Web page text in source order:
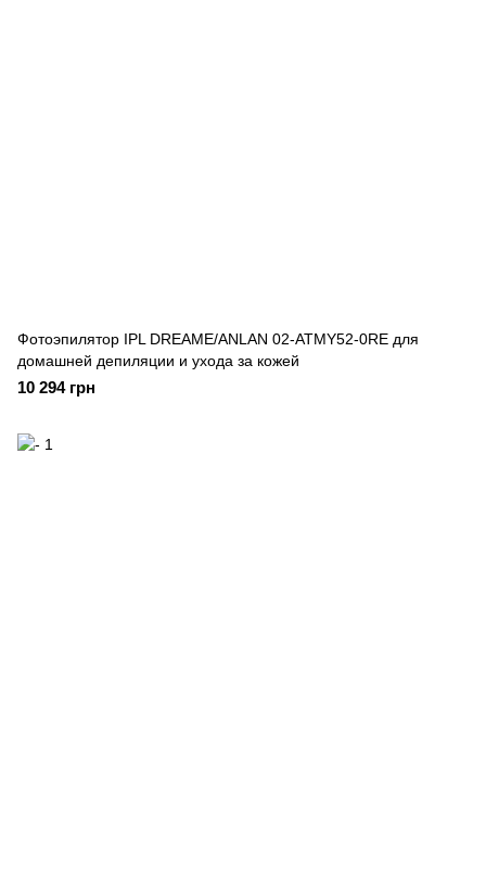
Фотоэпилятор IPL DREAME/ANLAN 02-ATMY52-0RE для
домашней депиляции и ухода за кожей
10 294 грн